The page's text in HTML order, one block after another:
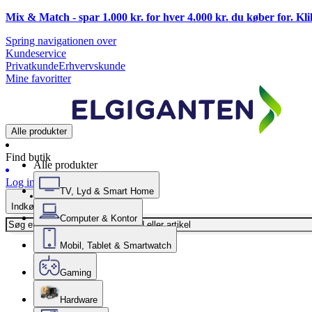
Mix & Match - spar 1.000 kr. for hver 4.000 kr. du køber for.
Spring navigationen over
Kundeservice
PrivatkundeErhvervskunde
Mine favoritter
Alle produkter
Find butik
Log ind
Indkøbskurv
Alle produkter
TV, Lyd & Smart Home
Computer & Kontor
Mobil, Tablet & Smartwatch
Gaming
Hardware